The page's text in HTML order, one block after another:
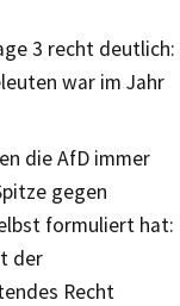
3 recht deutlich:
war im Jahr
die AfD immer
gegen
formuliert hat:
der
Recht